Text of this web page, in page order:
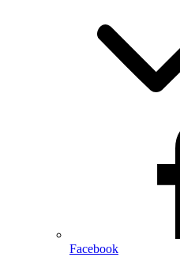
Facebook